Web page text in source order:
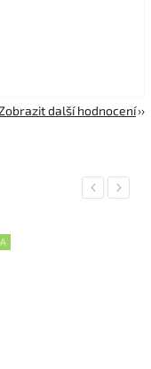
další hodnocení
Previous
Next